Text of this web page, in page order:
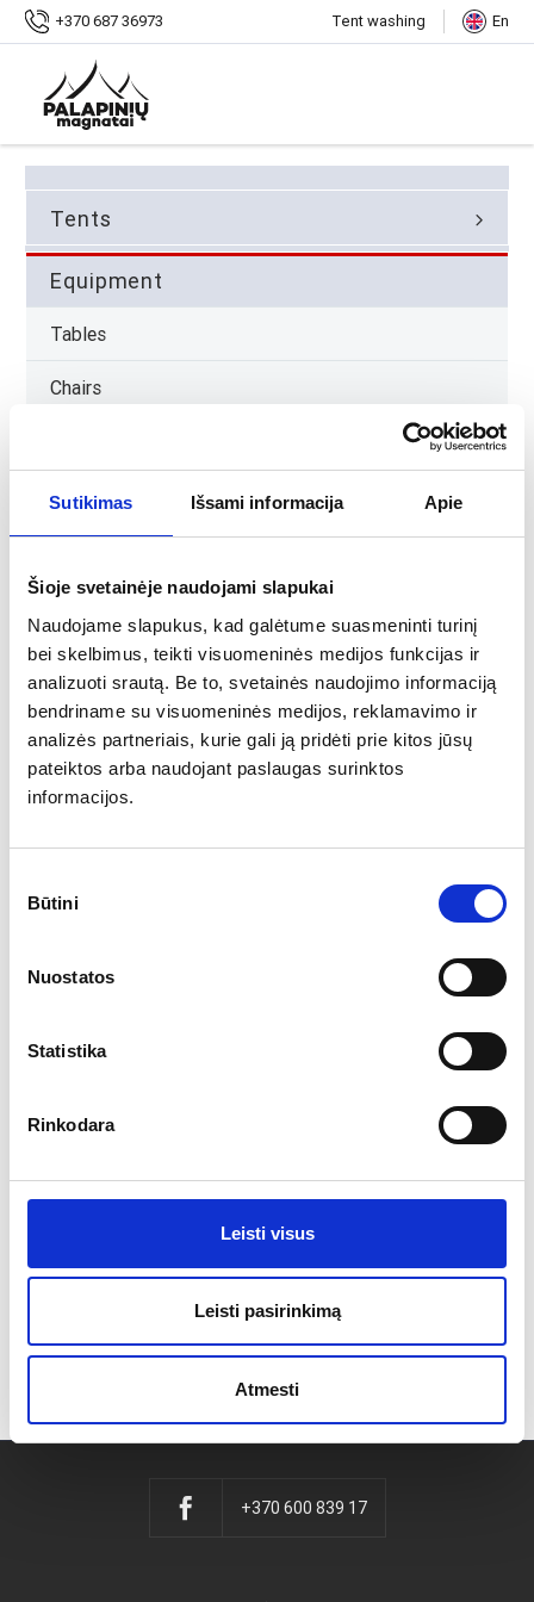
Sutikimas Išsami informacija Apie
Šioje svetainėje naudojami slapukai
Naudojame slapukus, kad galėtume suasmeninti turinį
bei skelbimus, teikti visuomeninės medijos funkcijas ir
analizuoti srautą. Be to, svetainės naudojimo informaciją
bendriname su visuomeninės medijos, reklamavimo ir
analizės partneriais, kurie gali ją pridėti prie kitos jūsų
pateiktos arba naudojant paslaugas surinktos
informacijos.
pasirinkimas
Būtini
Nuostatos
Statistika
Rinkodara
Leisti visus
Leisti pasirinkimą
Atmesti
+370 687 36973 Tent washing En
Home Gallery
tents
equipment
tables
chairs
upholstered furniture
decorations
floors
scenes
decorations
Spectacular wedding at TonyResort
+370 600 839 17